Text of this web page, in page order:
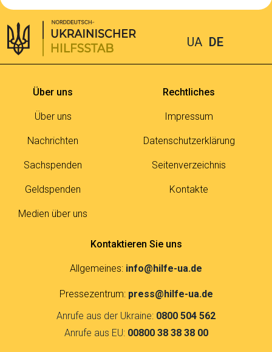
UA DE
Über uns
Über uns
Nachrichten
Sachspenden
Geldspenden
Medien über uns
Rechtliches
Impressum
Datenschutzerklärung
Seitenverzeichnis
Kontakte
Kontaktieren Sie uns
Allgemeines: info@hilfe-ua.de
Pressezentrum: press@hilfe-ua.de
Anrufe aus der Ukraine: 0800 504 562
Anrufe aus EU: 00800 38 38 38 00